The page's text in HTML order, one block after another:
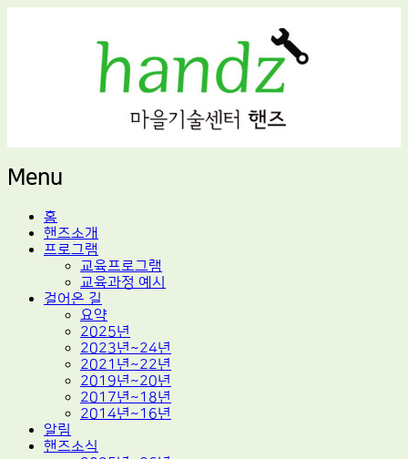
마을기술센터 핸즈
적정기술 교육
Menu
Skip
content
홈
핸즈소개
프로그램
교육프로그램
교육과정 예시
걸어온 길
요약
2025년
2023년~24년
2021년~22년
2019년~20년
2017년~18년
2014년~16년
알림
핸즈소식